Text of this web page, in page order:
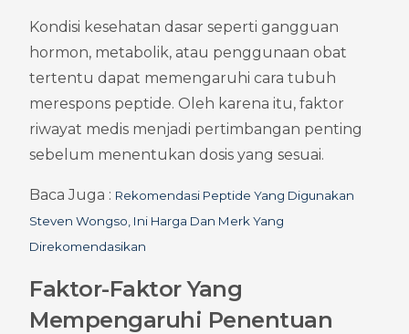
Kondisi kesehatan dasar seperti gangguan
hormon, metabolik, atau penggunaan obat
tertentu dapat memengaruhi cara tubuh
merespons peptide. Oleh karena itu, faktor
riwayat medis menjadi pertimbangan penting
sebelum menentukan dosis yang sesuai.
Baca Juga : Rekomendasi Peptide Yang Digunakan
Steven Wongso, Ini Harga Dan Merk Yang
Direkomendasikan
Faktor-Faktor Yang
Mempengaruhi Penentuan